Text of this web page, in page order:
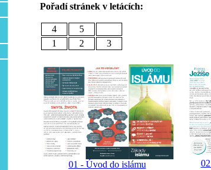
Pořadí stránek v letácích:
4
5
1
2 3
01 - Úvod do islámu